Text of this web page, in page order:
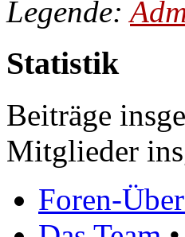
Legende:
Statistik
Beiträge
Mitglieder
Foren-